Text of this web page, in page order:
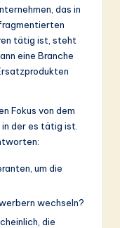
das in
tätig ist, steht
eine Branche
Fokus von dem
der es tätig ist.
um die
wechseln?
die